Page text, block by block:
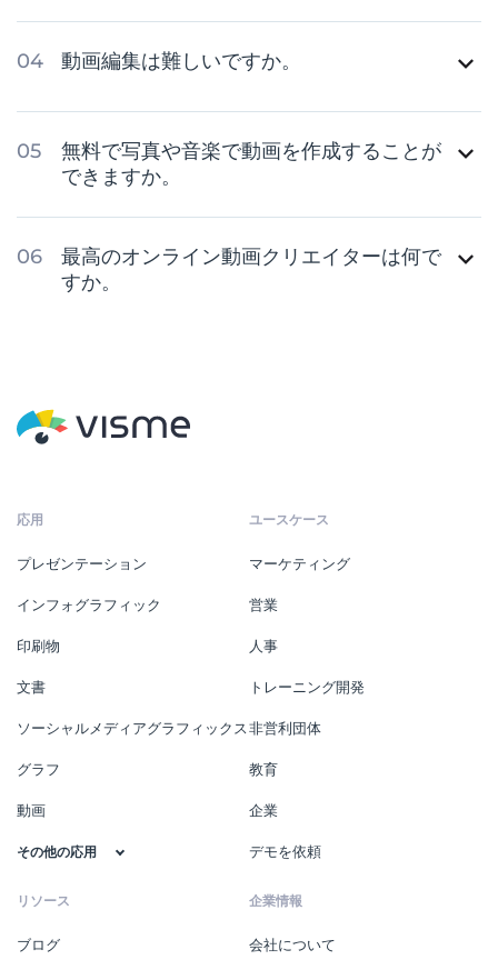
動画編集は難しいですか。
無料で写真や音楽で動画を作成することが
できますか。
最高のオンライン動画クリエイターは何で
すか。
応用
プレゼンテーション
インフォグラフィック
印刷物
文書
ソーシャルメディアグラフィックス
グラフ
動画
その他の応用
ユースケース
マーケティング
営業
人事
トレーニング開発
非営利団体
教育
企業
デモを依頼
リソース
ブログ
企業情報
会社について